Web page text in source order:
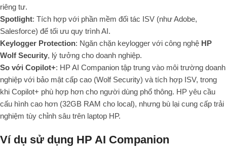
riêng tư.
Spotlight: Tích hợp với phần mềm đối tác ISV (như Adobe,
Salesforce) để tối ưu quy trình AI.
Keylogger Protection: Ngăn chặn keylogger với công nghệ HP
Wolf Security, lý tưởng cho doanh nghiệp.
So với Copilot+: HP AI Companion tập trung vào môi trường doanh
nghiệp với bảo mật cấp cao (Wolf Security) và tích hợp ISV, trong
khi Copilot+ phù hợp hơn cho người dùng phổ thông. HP yêu cầu
cấu hình cao hơn (32GB RAM cho local), nhưng bù lại cung cấp trải
nghiệm tùy chỉnh sâu trên laptop HP.
Ví dụ sử dụng HP AI Companion